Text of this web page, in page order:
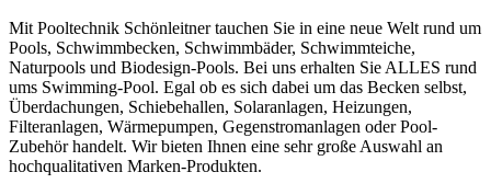
Mit Pooltechnik Schönleitner tauchen Sie in eine neue Welt rund um
Pools, Schwimmbecken, Schwimmbäder, Schwimmteiche,
Naturpools und Biodesign-Pools. Bei uns erhalten Sie ALLES rund
ums Swimming-Pool. Egal ob es sich dabei um das Becken selbst,
Überdachungen, Schiebehallen, Solaranlagen, Heizungen,
Filteranlagen, Wärmepumpen, Gegenstromanlagen oder Pool-
Zubehör handelt. Wir bieten Ihnen eine sehr große Auswahl an
hochqualitativen Marken-Produkten.